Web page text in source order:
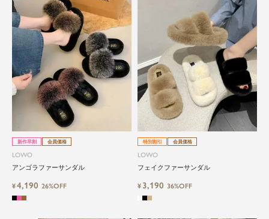
新作早割 会員価格
LOWO
アンゴラファーサンダル
¥4,190 26%OFF
特別割引 会員価格
LOWO
フェイクファーサンダル
¥ 3,190 36%OFF